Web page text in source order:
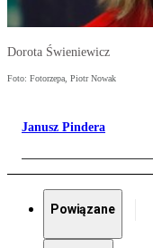
Dorota Świeniewicz
Foto: Fotorzepa, Piotr Nowak
Janusz Pindera
Powiązane